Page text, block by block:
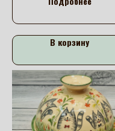
В корзину